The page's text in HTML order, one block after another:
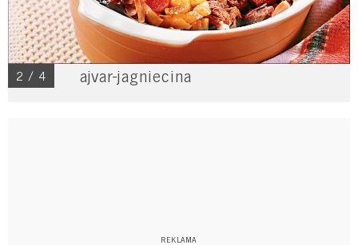
2 / 4 ajvar-jagniecina